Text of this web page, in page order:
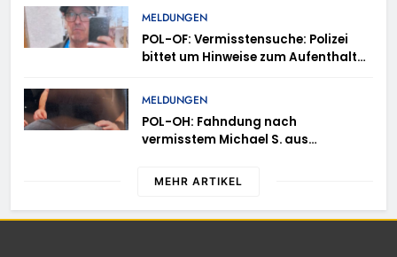
Anmeldung erforderlich
MELDUNGEN
POL-OF: Vermisstensuche: Polizei
bittet um Hinweise zum Aufenthalt
MELDUNGEN
POL-OH: Fahndung nach
vermisstem Michael S. aus
MEHR ARTIKEL